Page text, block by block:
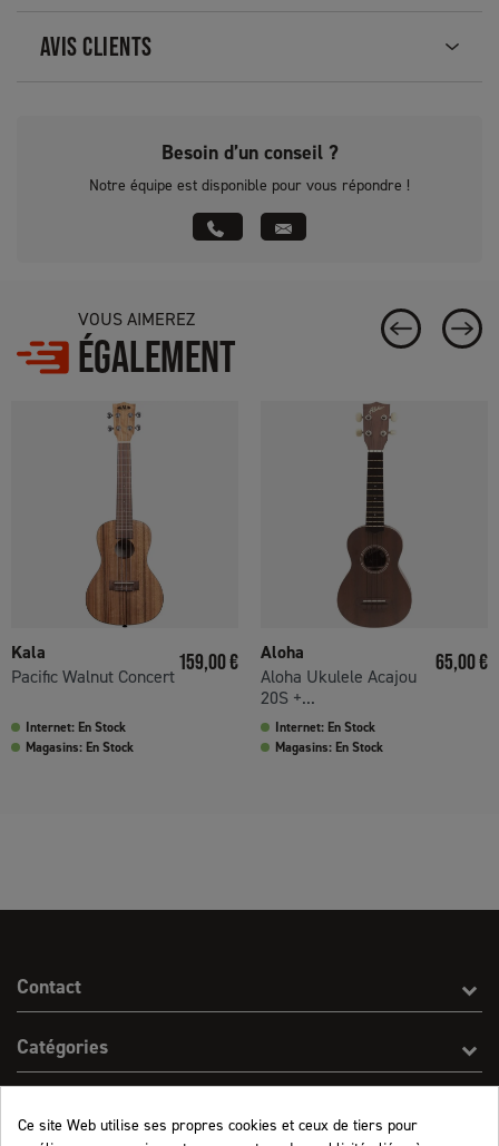
AVIS CLIENTS
Besoin d’un conseil ?
Notre équipe est disponible pour vous répondre !
VOUS AIMEREZ
ÉGALEMENT
Kala
Pacific Walnut Concert
Prix
159,00 €
Internet: En Stock
Magasins: En Stock
Aloha
Aloha Ukulele Acajou
20S +...
Prix
65,00 €
Internet: En Stock
Magasins: En Stock
Contact
Catégories
Ce site Web utilise ses propres cookies et ceux de tiers pour